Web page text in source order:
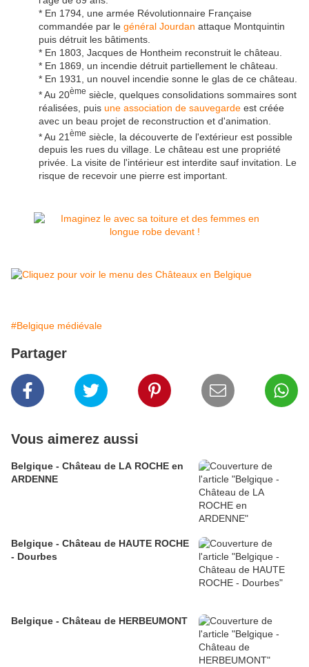
* En 1794, une armée Révolutionnaire Française
commandée par le général Jourdan attaque Montquintin
puis détruit les bâtiments.
* En 1803, Jacques de Hontheim reconstruit le château.
* En 1869, un incendie détruit partiellement le château.
* En 1931, un nouvel incendie sonne le glas de ce château.
* Au 20ème siècle, quelques consolidations sommaires sont
réalisées, puis une association de sauvegarde est créée
avec un beau projet de reconstruction et d'animation.
* Au 21 ème siècle, la découverte de l'extérieur est possible
depuis les rues du village. Le château est une propriété
privée. La visite de l'intérieur est interdite sauf invitation. Le
risque de recevoir une pierre est important.
#Belgique médiévale
Partager
Vous aimerez aussi
Belgique - Château de LA ROCHE en
ARDENNE
Belgique - Château de HAUTE ROCHE
- Dourbes
Belgique - Château de HERBEUMONT